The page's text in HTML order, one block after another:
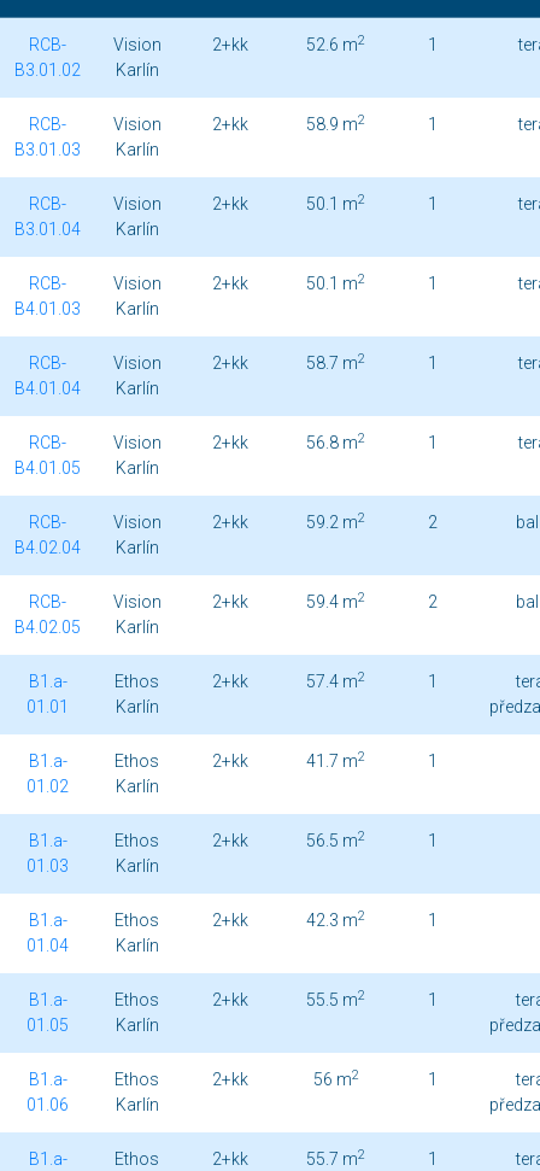
RCB-
B3.01.02
Vision
Karlín
2+kk 52.6 m2 1
RCB-
B3.01.03
Vision
Karlín
2+kk 58.9 m2 1
RCB-
B3.01.04
Vision
Karlín
2+kk 50.1 m2 1
RCB-
B4.01.03
Vision
Karlín
2+kk 50.1 m2 1
RCB-
B4.01.04
Vision
Karlín
2+kk 58.7 m2 1
RCB-
B4.01.05
Vision
Karlín
2+kk 56.8 m2 1
RCB-
B4.02.04
Vision
Karlín
2+kk 59.2 m2 2
RCB-
B4.02.05
Vision
Karlín
2+kk 59.4 m2 2
B1.a-
01.01
Ethos
Karlín
2+kk 57.4 m2 1
B1.a-
01.02
Ethos
Karlín
2+kk 41.7 m2 1
B1.a-
01.03
Ethos
Karlín
2+kk 56.5 m2 1
B1.a-
01.04
Ethos
Karlín
2+kk 42.3 m2 1
B1.a-
01.05
Ethos
Karlín
2+kk 55.5 m2 1
B1.a-
01.06
Ethos
Karlín
2+kk 56 m2 1
B1.a- Ethos 2+kk 55.7 m2 1